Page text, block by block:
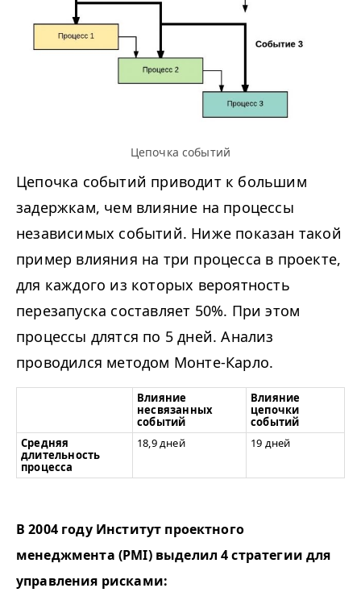
Цепочка событий
Цепочка событий приводит к большим
задержкам, чем влияние на процессы
независимых событий. Ниже показан такой
пример влияния на три процесса в проекте,
для каждого из которых вероятность
перезапуска составляет 50%. При этом
процессы длятся по 5 дней. Анализ
проводился методом Монте-Карло.
Влияние
несвязанных
событий
Влияние
цепочки
событий
Средняя
длительность
процесса
18,9 дней 19 дней
В 2004 году Институт проектного
менеджмента (PMI) выделил 4 стратегии для
управления рисками: